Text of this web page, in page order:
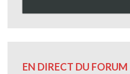
EN DIRECT DU FORUM